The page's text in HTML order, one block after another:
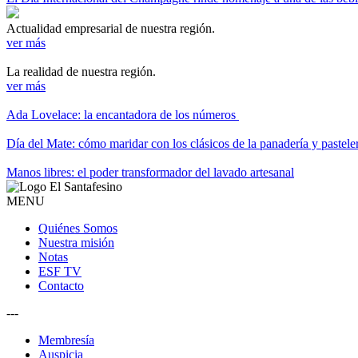
Actualidad empresarial de nuestra región.
ver más
La realidad de nuestra región.
ver más
Ada Lovelace: la encantadora de los números
Día del Mate: cómo maridar con los clásicos de la panadería y
Manos libres: el poder transformador del lavado artesanal
MENU
Quiénes Somos
Nuestra misión
Notas
ESF TV
Contacto
---
Membresía
Auspicia